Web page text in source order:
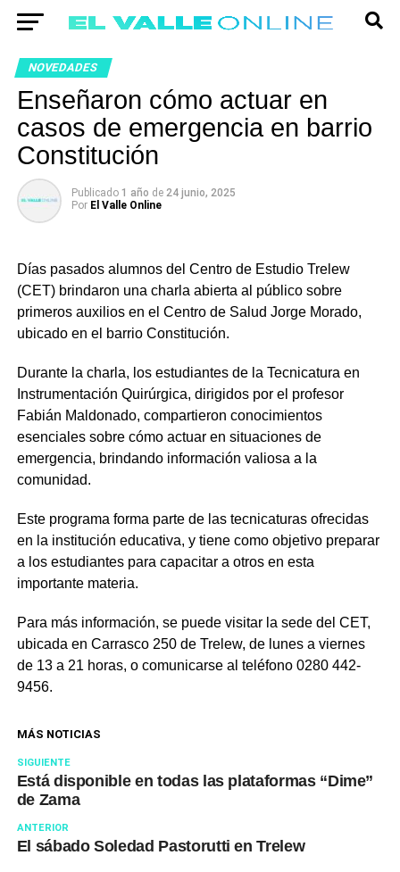
NOVEDADES
Enseñaron cómo actuar en
casos de emergencia en barrio
Constitución
Publicado 1 año de 24 junio, 2025
Por El Valle Online
Días pasados alumnos del Centro de Estudio Trelew
(CET) brindaron una charla abierta al público sobre
primeros auxilios en el Centro de Salud Jorge Morado,
ubicado en el barrio Constitución.
Durante la charla, los estudiantes de la Tecnicatura en
Instrumentación Quirúrgica, dirigidos por el profesor
Fabián Maldonado, compartieron conocimientos
esenciales sobre cómo actuar en situaciones de
emergencia, brindando información valiosa a la
comunidad.
Este programa forma parte de las tecnicaturas ofrecidas
en la institución educativa, y tiene como objetivo preparar
a los estudiantes para capacitar a otros en esta
importante materia.
Para más información, se puede visitar la sede del CET,
ubicada en Carrasco 250 de Trelew, de lunes a viernes
de 13 a 21 horas, o comunicarse al teléfono 0280 442-
9456.
MÁS NOTICIAS
SIGUIENTE
Está disponible en todas las plataformas “Dime”
de Zama
ANTERIOR
El sábado Soledad Pastorutti en Trelew